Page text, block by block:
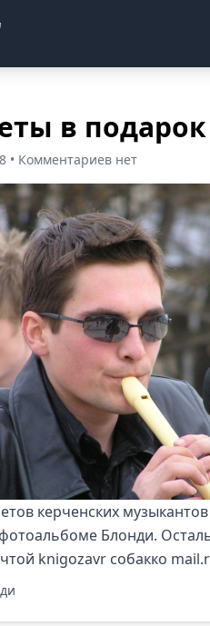
в
• Комментариев нет
керченских
Блонди.
knigozavr собакко